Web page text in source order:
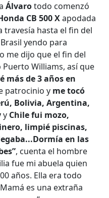
Álvarotodo comenzó
CB 500 Xapodada
travesía hasta el fin del
yendo para
me dijo que el fin del
Williams, así que
más de 3 años en
patrocinio y me tocó
Bolivia, Argentina,
y Chile fui mozo,
limpié piscinas,
en las
, cuenta el hombre
fue mi abuela quien
años. Ella era todo
es una extraña